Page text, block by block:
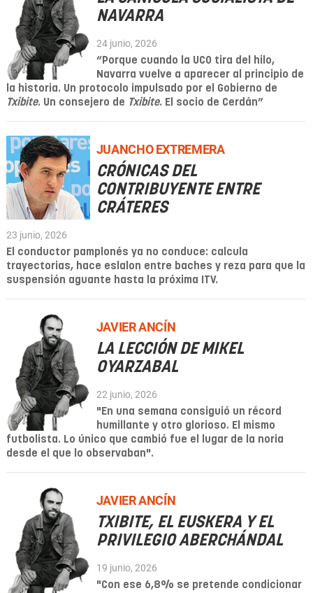
NAVARRA
24 junio, 2026
“Porque cuando la UCO tira del hilo,
Navarra vuelve a aparecer al principio de
la historia. Un protocolo impulsado por el Gobierno de
Txibite. Un consejero de Txibite. El socio de Cerdán”
JUANCHO EXTREMERA
CRÓNICAS DEL
CONTRIBUYENTE ENTRE
CRÁTERES
23 junio, 2026
El conductor pamplonés ya no conduce: calcula
trayectorias, hace eslalon entre baches y reza para que la
suspensión aguante hasta la próxima ITV.
JAVIER ANCÍN
LA LECCIÓN DE MIKEL
OYARZABAL
22 junio, 2026
"En una semana consiguió un récord
humillante y otro glorioso. El mismo
futbolista. Lo único que cambió fue el lugar de la noria
desde el que lo observaban".
JAVIER ANCÍN
TXIBITE, EL EUSKERA Y EL
PRIVILEGIO ABERCHÁNDAL
19 junio, 2026
"Con ese 6,8% se pretende condicionar